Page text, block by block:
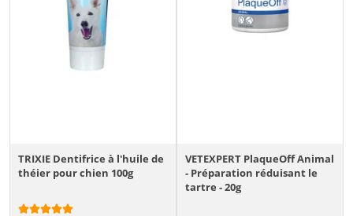
TRIXIE Dentifrice à l'huile de
théier pour chien 100g
VETEXPERT PlaqueOff Animal
- Préparation réduisant le
tartre - 20g